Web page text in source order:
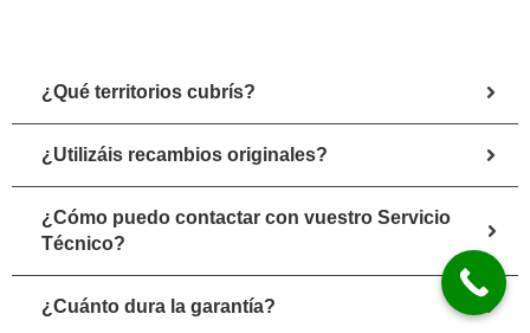
¿Qué territorios cubrís?
¿Utilizáis recambios originales?
¿Cómo puedo contactar con vuestro Servicio
Técnico?
¿Cuánto dura la garantía?